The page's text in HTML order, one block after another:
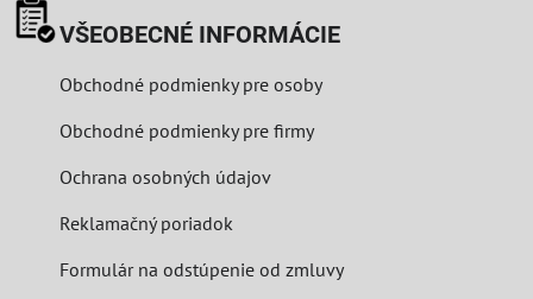
VŠEOBECNÉ INFORMÁCIE
Obchodné podmienky pre osoby
Obchodné podmienky pre firmy
Ochrana osobných údajov
Reklamačný poriadok
Formulár na odstúpenie od zmluvy